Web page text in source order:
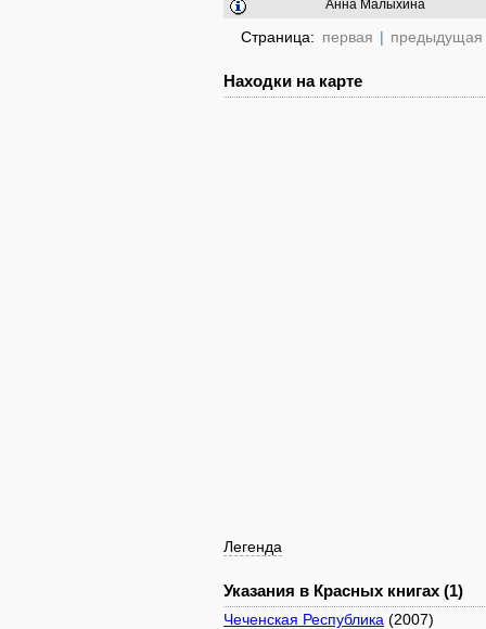
Анна Малыхина
Страница: первая | предыдущая
Находки на карте
Легенда
Указания в Красных книгах (1)
Чеченская Республика (2007)